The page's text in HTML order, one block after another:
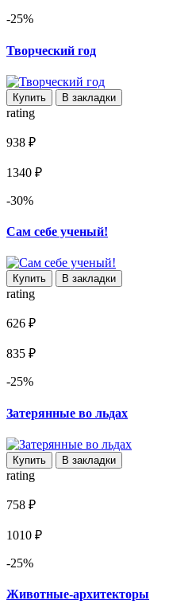
-25%
Творческий год
Купить В закладки
rating
938 ₽
1340 ₽
-30%
Сам себе ученый!
Купить В закладки
rating
626 ₽
835 ₽
-25%
Затерянные во льдах
Купить В закладки
rating
758 ₽
1010 ₽
-25%
Животные-архитекторы